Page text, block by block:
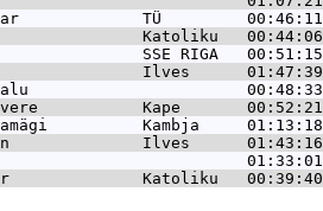
TÜ         00:46:11
Katoliku   00:44:06
SSE RIGA   00:51:15
Ilves      01:47:39
00:48:33
Kape       00:52:21
Kambja     01:13:18
Ilves      01:43:16
01:33:01
Katoliku   00:39:40